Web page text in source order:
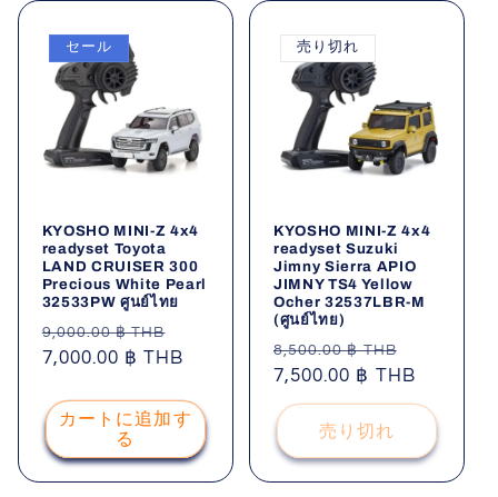
セール
KYOSHO MINI-Z 4x4
readyset Toyota
LAND CRUISER 300
Precious White Pearl
32533PW ศูนย์ไทย
通
常
格
9,000.00 ฿ THB
ー
価
7,000.00 ฿ THB
カートに追加す
る
売り切れ
KYOSHO MINI-Z 4x4
readyset Suzuki
Jimny Sierra APIO
JIMNY TS4 Yellow
Ocher 32537LBR-M
(ศูนย์ไทย)
通
常
価
格
8,500.00 ฿ THB
ー
ル
格
7,500.00 ฿ THB
売り切れ